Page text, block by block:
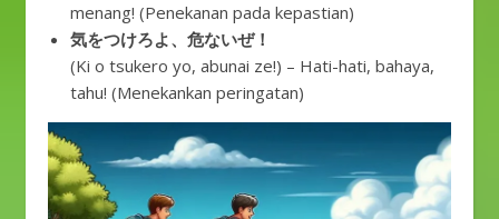
menang! (Penekanan pada kepastian)
気をつけろよ、危ないぜ！
(Ki o tsukero yo, abunai ze!) – Hati-hati, bahaya,
tahu! (Menekankan peringatan)